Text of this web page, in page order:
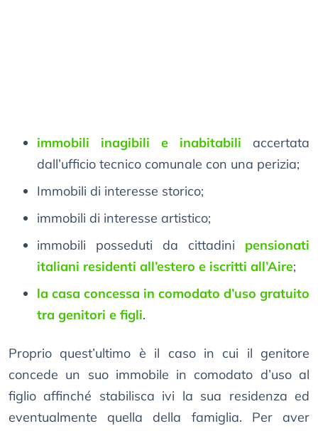
immobili inagibili e inabitabili accertata
dall’ufficio tecnico comunale con una perizia;
Immobili di interesse storico;
immobili di interesse artistico;
immobili posseduti da cittadini pensionati
italiani residenti all’estero e iscritti all’Aire;
la casa concessa in comodato d’uso gratuito
tra genitori e figli.
Proprio quest’ultimo è il caso in cui il genitore
concede un suo immobile in comodato d’uso al
figlio affinché stabilisca ivi la sua residenza ed
eventualmente quella della famiglia. Per aver